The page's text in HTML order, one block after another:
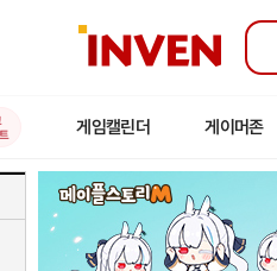
인
게임캘린더 게이머존